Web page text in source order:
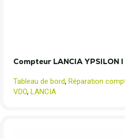
Compteur LANCIA YPSILON
Tableau de bord, Réparation
VDO, LANCIA